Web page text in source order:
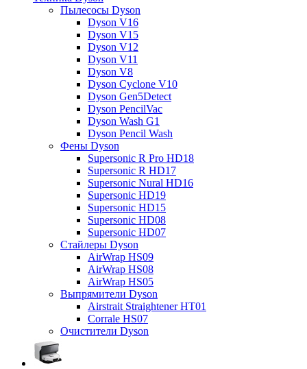
Пылесосы Dyson
Dyson V16
Dyson V15
Dyson V12
Dyson V11
Dyson V8
Dyson Cyclone V10
Dyson Gen5Detect
Dyson PencilVac
Dyson Wash G1
Dyson Pencil Wash
Фены Dyson
Supersonic R Pro HD18
Supersonic R HD17
Supersonic Nural HD16
Supersonic HD19
Supersonic HD15
Supersonic HD08
Supersonic HD07
Стайлеры Dyson
AirWrap HS09
AirWrap HS08
AirWrap HS05
Выпрямители Dyson
Airstrait Straightener HT01
Corrale HS07
Очистители Dyson